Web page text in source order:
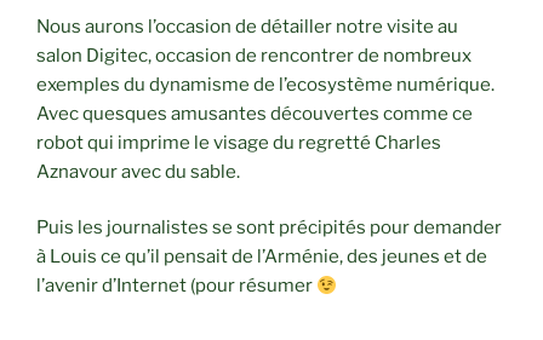
Nous aurons l’occasion de détailler notre visite au
salon Digitec, occasion de rencontrer de nombreux
exemples du dynamisme de l’ecosystème numérique.
Avec quesques amusantes découvertes comme ce
robot qui imprime le visage du regretté Charles
Aznavour avec du sable.
Puis les journalistes se sont précipités pour demander
à Louis ce qu’il pensait de l’Arménie, des jeunes et de
l’avenir d’Internet (pour résumer